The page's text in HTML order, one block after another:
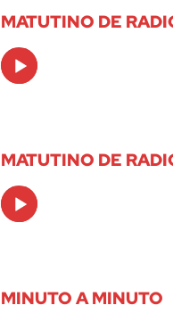
MATUTINO DE
Audio
Player
MATUTINO DE
Audio
Player
MINUTO A MINUTO